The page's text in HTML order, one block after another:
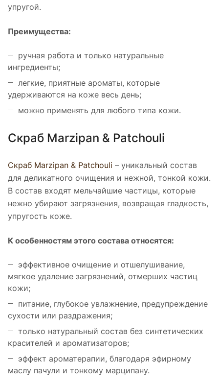
упругой.
Преимущества:
ручная работа и только натуральные
ингредиенты;
легкие, приятные ароматы, которые
удерживаются на коже весь день;
можно применять для любого типа кожи.
Скраб Marzipan & Patchouli
Скраб Marzipan & Patchouli – уникальный состав
для деликатного очищения и нежной, тонкой кожи.
В состав входят мельчайшие частицы, которые
нежно убирают загрязнения, возвращая гладкость,
упругость коже.
К особенностям этого состава относятся:
эффективное очищение и отшелушивание,
мягкое удаление загрязнений, отмерших частиц
кожи;
питание, глубокое увлажнение, предупреждение
сухости или раздражения;
только натуральный состав без синтетических
красителей и ароматизаторов;
эффект ароматерапии, благодаря эфирному
маслу пачули и тонкому марципану.